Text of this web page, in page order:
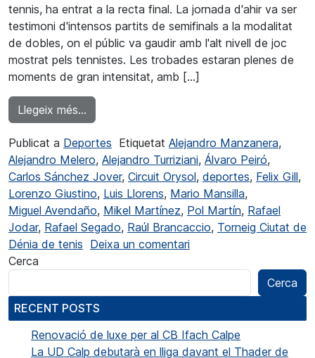
tennis, ha entrat a la recta final. La jornada d'ahir va ser
testimoni d'intensos partits de semifinals a la modalitat
de dobles, on el públic va gaudir amb l'alt nivell de joc
mostrat pels tennistes. Les trobades estaran plenes de
moments de gran intensitat, amb […]
Llegeix més…
Publicat a Deportes Etiquetat Alejandro Manzanera,
Alejandro Melero, Alejandro Turriziani, Álvaro Peiró,
Carlos Sánchez Jover, Circuit Orysol, deportes, Felix Gill,
Lorenzo Giustino, Luis Llorens, Mario Mansilla,
Miguel Avendaño, Mikel Martínez, Pol Martín, Rafael
Jodar, Rafael Segado, Raúl Brancaccio, Torneig Ciutat de
Dénia de tenis Deixa un comentari
Cerca
Cerca
RECENT POSTS
Renovació de luxe per al CB Ifach Calpe
La UD Calp debutarà en lliga davant el Thader de